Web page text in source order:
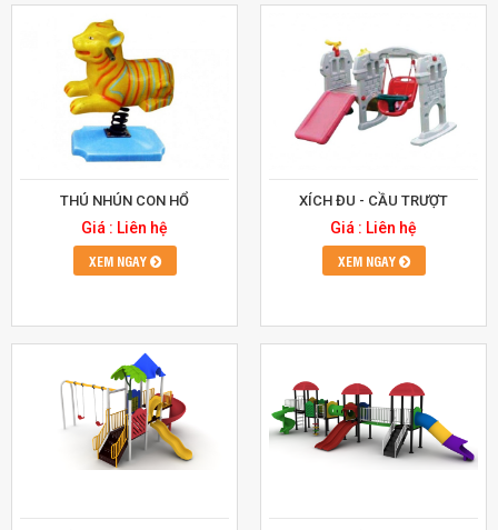
THÚ NHÚN CON HỔ
Giá : Liên hệ
XEM NGAY
XÍCH ĐU - CẦU TRƯỢT
Giá : Liên hệ
XEM NGAY